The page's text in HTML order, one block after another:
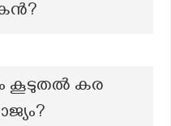
കൂടുതൽ കര